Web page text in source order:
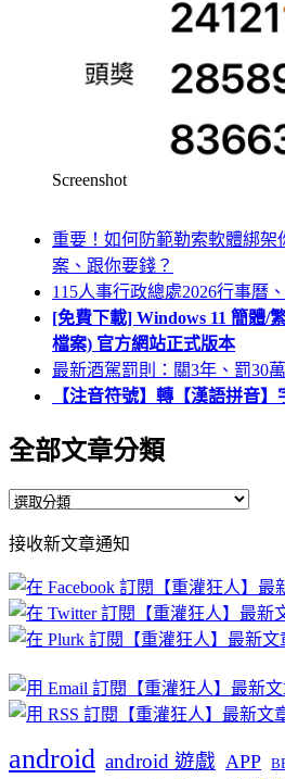
Screenshot
重要！如何防範勒索軟體綁架
案、跟你要錢？
115人事行政總處2026行事曆
[免費下載] Windows 11 簡體/
檔案) 官方網站正式版本
最新酒駕罰則：關3年、罰30
【注音符號】轉【漢語拼音】
全部文章分類
全
文
章
分
類
接收新文章通知
android android 遊戲 APP